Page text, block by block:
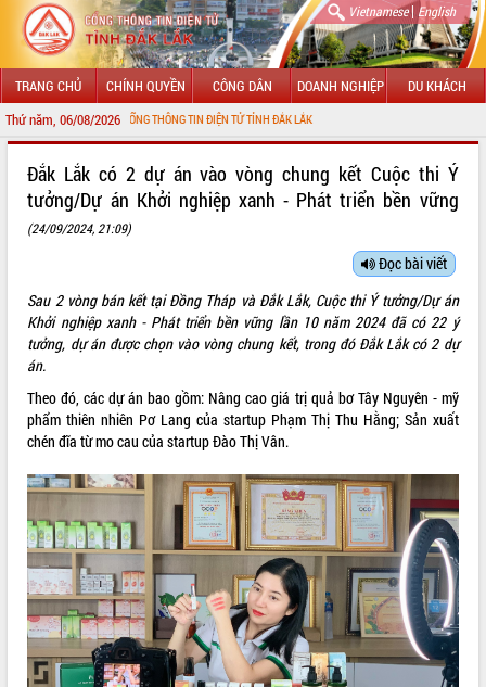
Vietnamese| English
TRANG CHỦ CHÍNH QUYỀN CÔNG DÂN DOANH NGHIỆP DU KHÁCH
Thứ năm, 06/08/2026
ĐẾN VỚI CỔNG THÔNG TIN ĐIỆN TỬ TỈNH ĐẮK LẮK
GIỚI THIỆU
LÃNH ĐẠO UBND TỈNH
SỞ, BAN, NGÀNH
UBND CÁC XÃ, PHƯỜNG
HỆ THỐNG VĂN BẢN
VĂN BẢN HĐND TỈNH
ĐIỂM TIN VĂN BẢN
QUY HOẠCH - KẾ HOẠCH
Đắk Lắk có 2 dự án vào vòng chung kết Cuộc thi Ý
tưởng/Dự án Khởi nghiệp xanh - Phát triển bền vững
(24/09/2024, 21:09)
Đọc bài viết
Sau 2 vòng bán kết tại Đồng Tháp và Đắk Lắk, Cuộc thi Ý tưởng/Dự án
Khởi nghiệp xanh - Phát triển bền vững lần 10 năm 2024 đã có 22 ý
tưởng, dự án được chọn vào vòng chung kết, trong đó Đắk Lắk có 2 dự
án.
Theo đó, các dự án bao gồm: Nâng cao giá trị quả bơ Tây Nguyên - mỹ
phẩm thiên nhiên Pơ Lang của startup Phạm Thị Thu Hằng; Sản xuất
chén đĩa từ mo cau của startup Đào Thị Vân.